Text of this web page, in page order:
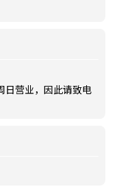
日营业，因此请致电